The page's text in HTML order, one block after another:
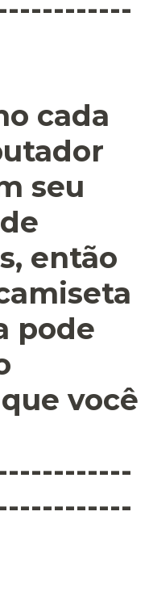
cada
seu
então
pode
você